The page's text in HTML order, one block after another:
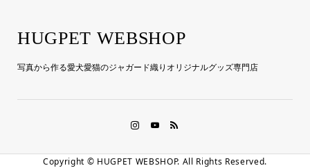
HUGPET WEBSHOP
写真から作る愛犬愛猫のジャガード織りオリジナルグッズ専門店
Copyright © HUGPET WEBSHOP. All Rights Reserved.